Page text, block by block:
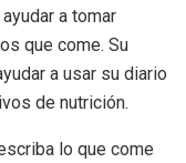
a tomar
que come. Su
a usar su diario
de nutrición.
lo que come